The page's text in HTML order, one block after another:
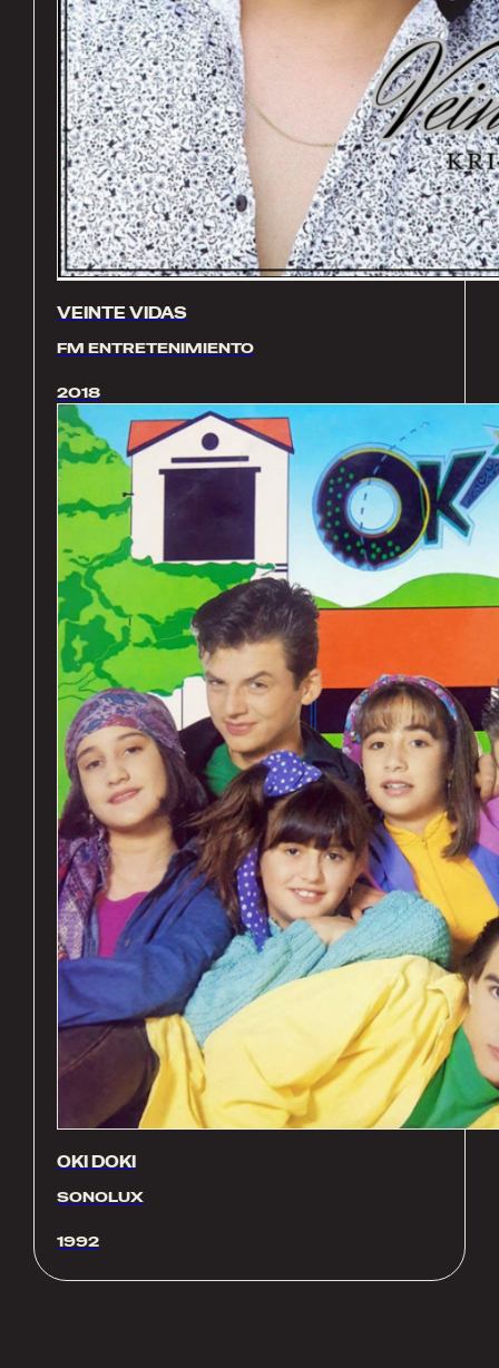
VEINTE VIDAS
FM ENTRETENIMIENTO
2018
OKI DOKI
SONOLUX
1992